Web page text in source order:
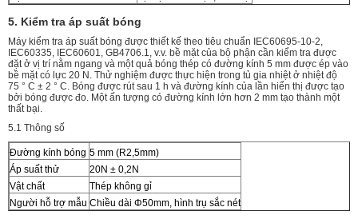
5. Kiểm tra áp suất bóng
Máy kiểm tra áp suất bóng được thiết kế theo tiêu chuẩn IEC60695-10-2,
IEC60335, IEC60601, GB4706.1, v.v. bề mặt của bộ phận cần kiểm tra được
đặt ở vị trí nằm ngang và một quả bóng thép có đường kính 5 mm được ép vào
bề mặt có lực 20 N. Thử nghiệm được thực hiện trong tủ gia nhiệt ở nhiệt độ
75 ° C ± 2 ° C. Bóng được rút sau 1 h và đường kính của lần hiển thị được tạo
bởi bóng được đo. Một ấn tượng có đường kính lớn hơn 2 mm tạo thành một
thất bại.
5.1 Thông số
Đường kính bóng 5 mm (R2,5mm)
Áp suất thử
20N ± 0,2N
Vật chất
Thép không gỉ
Người hỗ trợ mẫu Chiều dài Φ50mm, hình trụ sắc nét